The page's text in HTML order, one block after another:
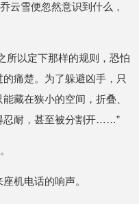
云雪便忽然意识到什么，
所以定下那样的规则，恐怕
痛楚。为了躲避凶手，只
藏在狭小的空间，折叠、
忍耐，甚至被分割开……”
机电话的响声。